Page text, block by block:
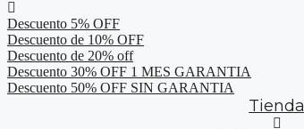
Descuento 5% OFF
Descuento de 10% OFF
Descuento de 20% off
Descuento 30% OFF 1 MES GARANTIA
Descuento 50% OFF SIN GARANTIA
Tienda